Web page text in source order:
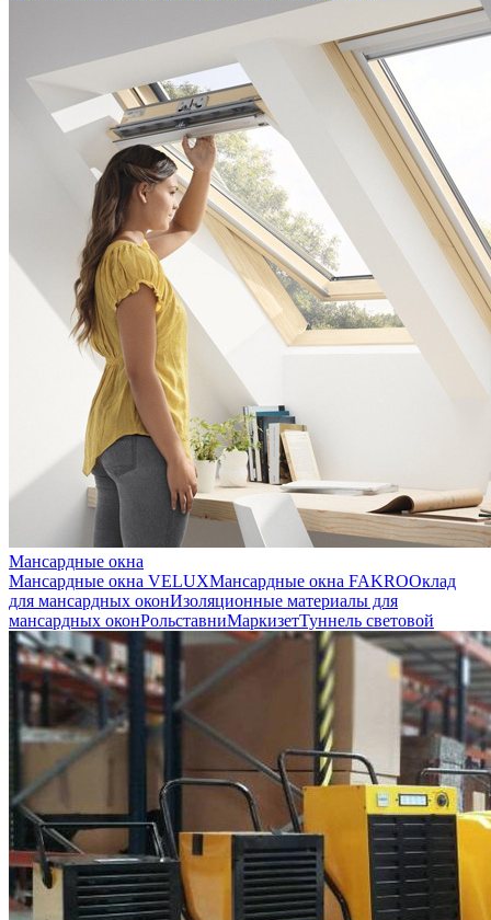
Мансардные окна
Мансардные окна VELUXМансардные окна FAKROОклад
для мансардных оконИзоляционные материалы для
мансардных оконРольставниМаркизетТуннель световой